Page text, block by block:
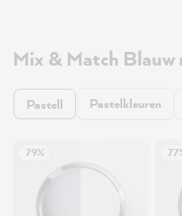
Mix & Match Blauw
Pastell Pastelkleuren
79%